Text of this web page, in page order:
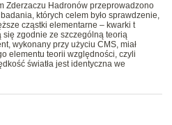
Zderzaczu Hadronów przeprowadzono
których celem było sprawdzenie,
cząstki elementarne – kwarki t
zgodnie ze szczególną teorią
wykonany przy użyciu CMS, miał
elementu teorii względności, czyli
światła jest identyczna we